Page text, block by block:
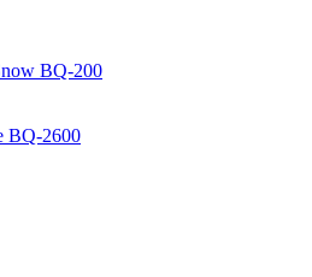
BQ-200
BQ-2600